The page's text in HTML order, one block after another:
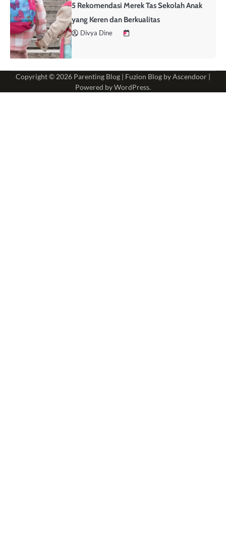
5 Rekomendasi Merek Tas Sekolah Anak
yang Keren dan Berkualitas
Divya Dine
Copyright © 2026 Parenting Blog | Fuzion Blog byAscendoor |
Powered byWordPress.